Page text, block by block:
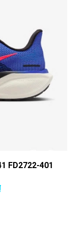
FD2722-401